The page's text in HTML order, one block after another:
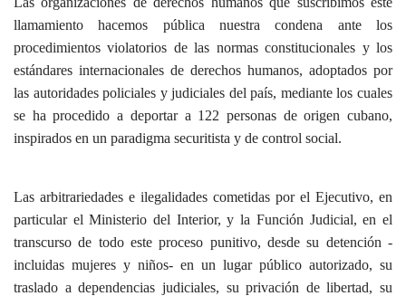
llamamiento hacemos pública nuestra condena ante los
procedimientos violatorios de las normas constitucionales y los
estándares internacionales de derechos humanos, adoptados por
las autoridades policiales y judiciales del país, mediante los cuales
se ha procedido a deportar a 122 personas de origen cubano,
inspirados en un paradigma securitista y de control social.
Las arbitrariedades e ilegalidades cometidas por el Ejecutivo, en
particular el Ministerio del Interior, y la Función Judicial, en el
transcurso de todo este proceso punitivo, desde su detención -
incluidas mujeres y niños- en un lugar público autorizado, su
traslado a dependencias judiciales, su privación de libertad, su